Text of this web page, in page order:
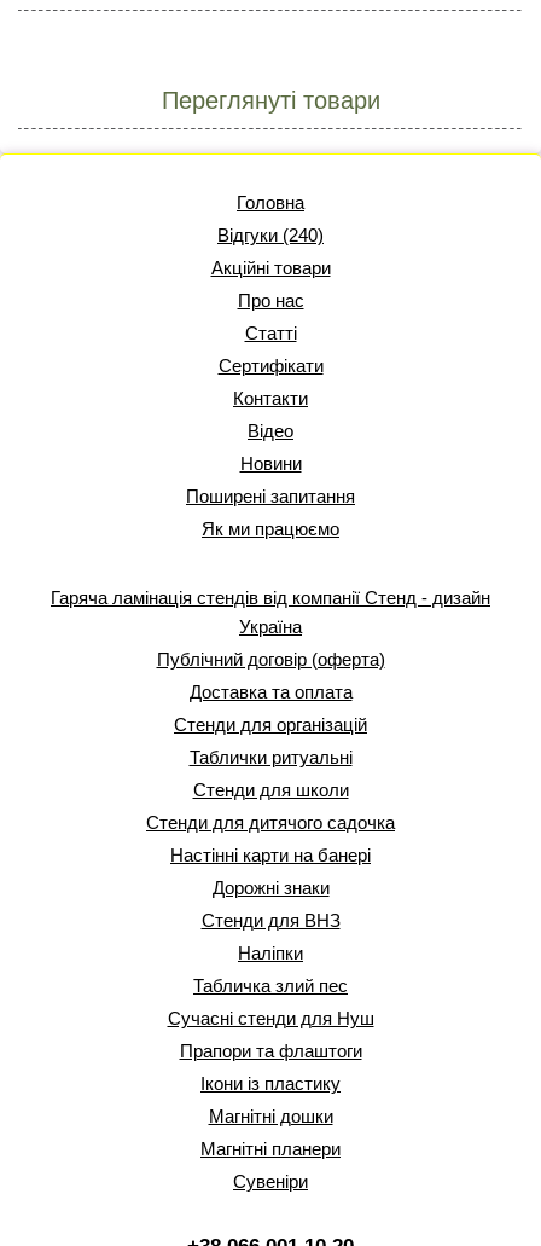
Переглянуті товари
Головна
Відгуки (240)
Акційні товари
Про нас
Статті
Сертифікати
Контакти
Відео
Новини
Поширені запитання
Як ми працюємо
Гаряча ламінація стендів від компанії Стенд - дизайн
Україна
Публічний договір (оферта)
Доставка та оплата
Стенди для організацій
Таблички ритуальні
Стенди для школи
Стенди для дитячого садочка
Настінні карти на банері
Дорожні знаки
Стенди для ВНЗ
Наліпки
Табличка злий пес
Сучасні стенди для Нуш
Прапори та флаштоги
Ікони із пластику
Магнітні дошки
Магнітні планери
Сувеніри